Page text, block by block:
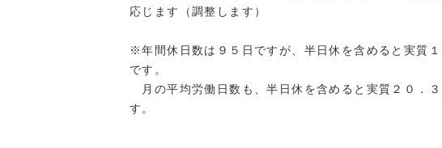
応じます（調整します）
※年間休日数は９５日ですが、半日休を含めると実質１
です。
月の平均労働日数も、半日休を含めると実質２０．３
す。